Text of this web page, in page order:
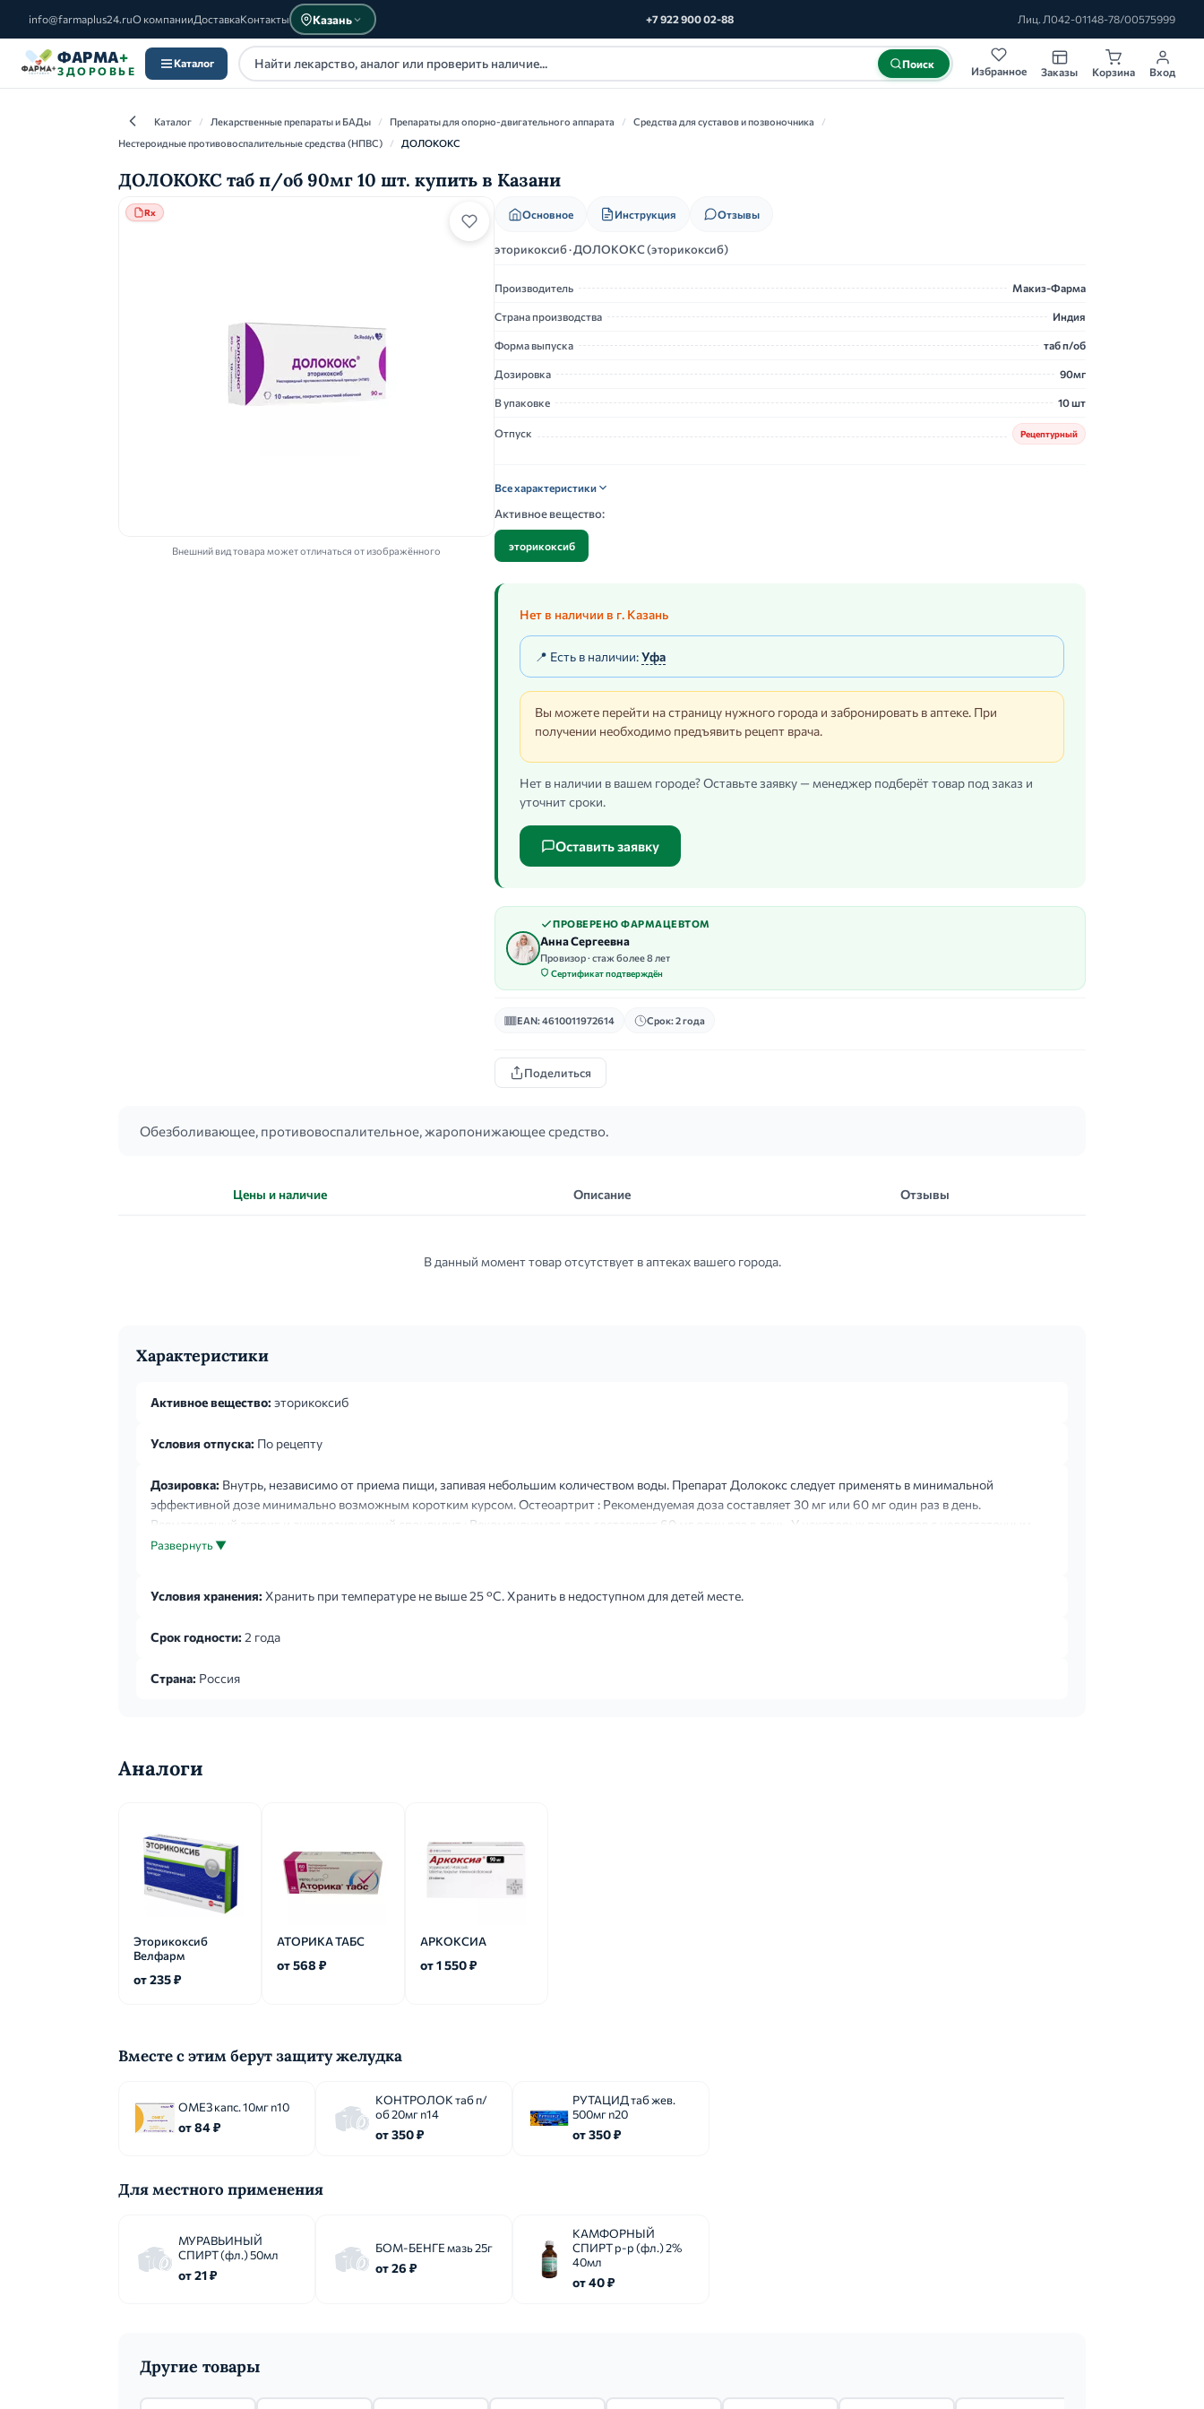
info@farmaplus24.ruО компанииДоставкаКонтакты Казань +7 922 900 02-88 Лиц. Л042-01148-78/00575999
ФАРМА+
ЗДОРОВЬЕ
Каталог Поиск
Избранное Заказы Корзина Вход
Каталог / Лекарственные препараты и БАДы / Препараты для опорно-двигательного аппарата / Средства для суставов и позвоночника
/
Нестероидные противовоспалительные средства (НПВС)
/ ДОЛОКОКС
ДОЛОКОКС таб п/об 90мг 10 шт. купить в Казани
Rx
Внешний вид товара может отличаться от изображённого
Основное Инструкция Отзывы
эторикоксиб · ДОЛОКОКС (эторикоксиб)
Производитель Макиз-Фарма
Страна производства Индия
Форма выпуска таб п/об
Дозировка 90мг
В упаковке 10 шт
Отпуск Рецептурный
Все характеристики
Активное вещество:
эторикоксиб
Нет в наличии в г. Казань
📍 Есть в наличии:Уфа
Вы можете перейти на страницу нужного города и забронировать в аптеке. При
получении необходимо предъявить рецепт врача.
Нет в наличии в вашем городе? Оставьте заявку — менеджер подберёт товар под заказ и
уточнит сроки.
Оставить заявку
ПРОВЕРЕНО ФАРМАЦЕВТОМ
Анна Сергеевна
Провизор · стаж более 8 лет
Сертификат подтверждён
EAN: 4610011972614 Срок: 2 года
Поделиться
Обезболивающее, противовоспалительное, жаропонижающее средство.
Цены и наличие Описание Отзывы
В данный момент товар отсутствует в аптеках вашего города.
Характеристики
Активное вещество: эторикоксиб
Условия отпуска: По рецепту
Дозировка: Внутрь, независимо от приема пищи, запивая небольшим количеством воды. Препарат Долококс следует применять в минимальной
эффективной дозе минимально возможным коротким курсом. Остеоартрит : Рекомендуемая доза составляет 30 мг или 60 мг один раз в день.
Ревматоидный артрит и анкилозирующий спондилит : Рекомендуемая доза составляет 60 мг один раз в день. У некоторых пациентов с недостаточным
облегчением симптомов прием увеличенной дозы 90 мг один раз в день может повысить эффективность. После с...
Развернуть ▼
Условия хранения: Хранить при температуре не выше 25 °С. Хранить в недоступном для детей месте.
Срок годности: 2 года
Страна: Россия
Аналоги
Эторикоксиб
Велфарм
от 235 ₽
АТОРИКА ТАБС
от 568 ₽
АРКОКСИА
от 1 550 ₽
Вместе с этим берут защиту желудка
ОМЕЗ капс. 10мг n10
от 84 ₽
КОНТРОЛОК таб п/
об 20мг n14
от 350 ₽
РУТАЦИД таб жев.
500мг n20
от 350 ₽
Для местного применения
МУРАВЬИНЫЙ
СПИРТ (фл.) 50мл
от 21 ₽
БОМ-БЕНГЕ мазь 25г
от 26 ₽
КАМФОРНЫЙ
СПИРТ р-р (фл.) 2%
40мл
от 40 ₽
Другие товары